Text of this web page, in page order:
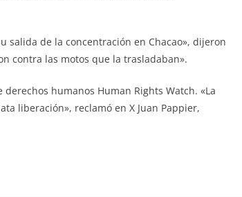
salida de la concentración en Chacao», dijeron
contra las motos que la trasladaban».
humanos Human Rights Watch. «La
liberación», reclamó en X Juan Pappier,